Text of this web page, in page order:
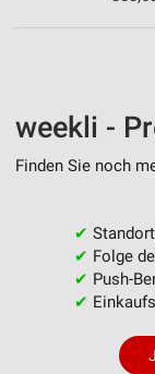
weekli -
Finden Sie noch
✔
✔ Folge
✔ Push-
✔